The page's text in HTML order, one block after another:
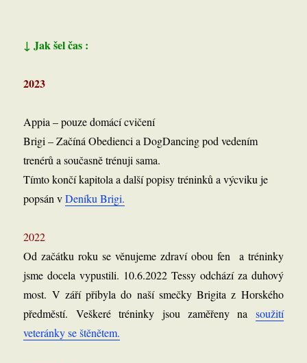
↓ Jak šel čas :
2023
Appia – pouze domácí cvičení
Brigi – Začíná Obedienci a DogDancing pod vedením
trenérů a současně trénuji sama.
Tímto končí kapitola a další popisy tréninků a výcviku je
popsán vDeníku Brigi.
2022
Od začátku roku se věnujeme zdraví obou fen a tréninky
jsme docela vypustili. 10.6.2022 Tessy odchází za duhový
most. V září přibyla do naší smečky Brigita z Horského
předměstí. Veškeré tréninky jsou zaměřeny na soužití
veteránky se štěnětem.